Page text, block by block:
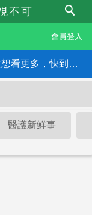
不可
會員登入
《1111職涯論壇首頁》覺得意猶未盡，還想看更多，快到職涯論壇首頁！！
醫護新鮮事